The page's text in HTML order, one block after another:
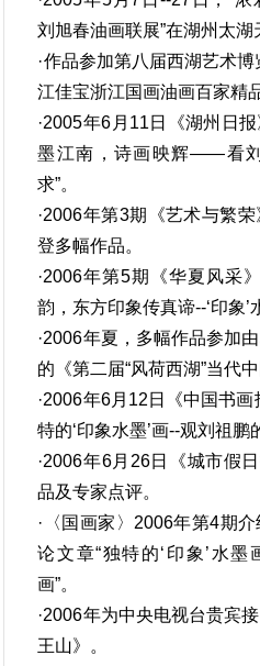
刘旭春油画联展”在湖州太
·作品参加第八届西湖艺术
江佳宝浙江国画油画百家精
·2005年6月11日《湖州日
墨江南，诗画映辉——看
求”。
·2006年第3期《艺术与繁
登多幅作品。
·2006年第5期《华夏风采
韵，东方印象传真谛--‘印象’
·2006年夏，多幅作品参加
的《第二届“风荷西湖”当代
·2006年6月12日《中国书
特的‘印象水墨’画--观刘祖鹏
·2006年6月26日《城市假
品及专家点评。
·〈国画家〉2006年第4期
论文章“独特的‘印象’水
画”。
·2006年为中央电视台贵宾
王山》。